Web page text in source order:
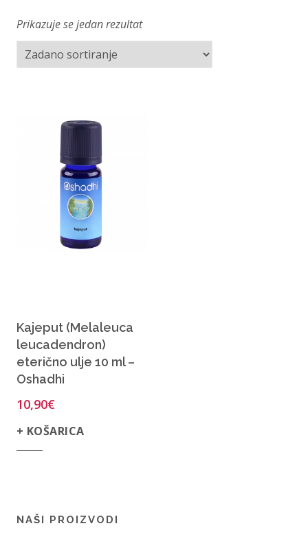
Prikazuje se jedan rezultat
Kajeput (Melaleuca
leucadendron)
eterično ulje 10 ml –
Oshadhi
10,90€
+ KOŠARICA
NAŠI PROIZVODI